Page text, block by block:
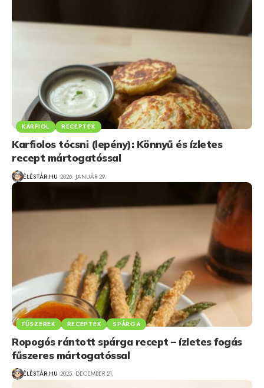
KARFIOL RECEPTEK
Karfiolos tócsni (lepény): Könnyű és ízletes
recept mártogatóssal
ÉLÉSTÁR.HU 2026. JANUÁR 29.
FŰSZEREK RECEPTEK SPÁRGA
Ropogós rántott spárga recept – ízletes fogás
fűszeres mártogatóssal
ÉLÉSTÁR.HU 2025. DECEMBER 21.